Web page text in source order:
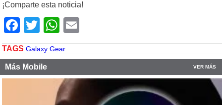
¡Comparte esta noticia!
Facebook
TwitterWhatsApp
TAGS Galaxy Gear
Más Mobile VER MÁS